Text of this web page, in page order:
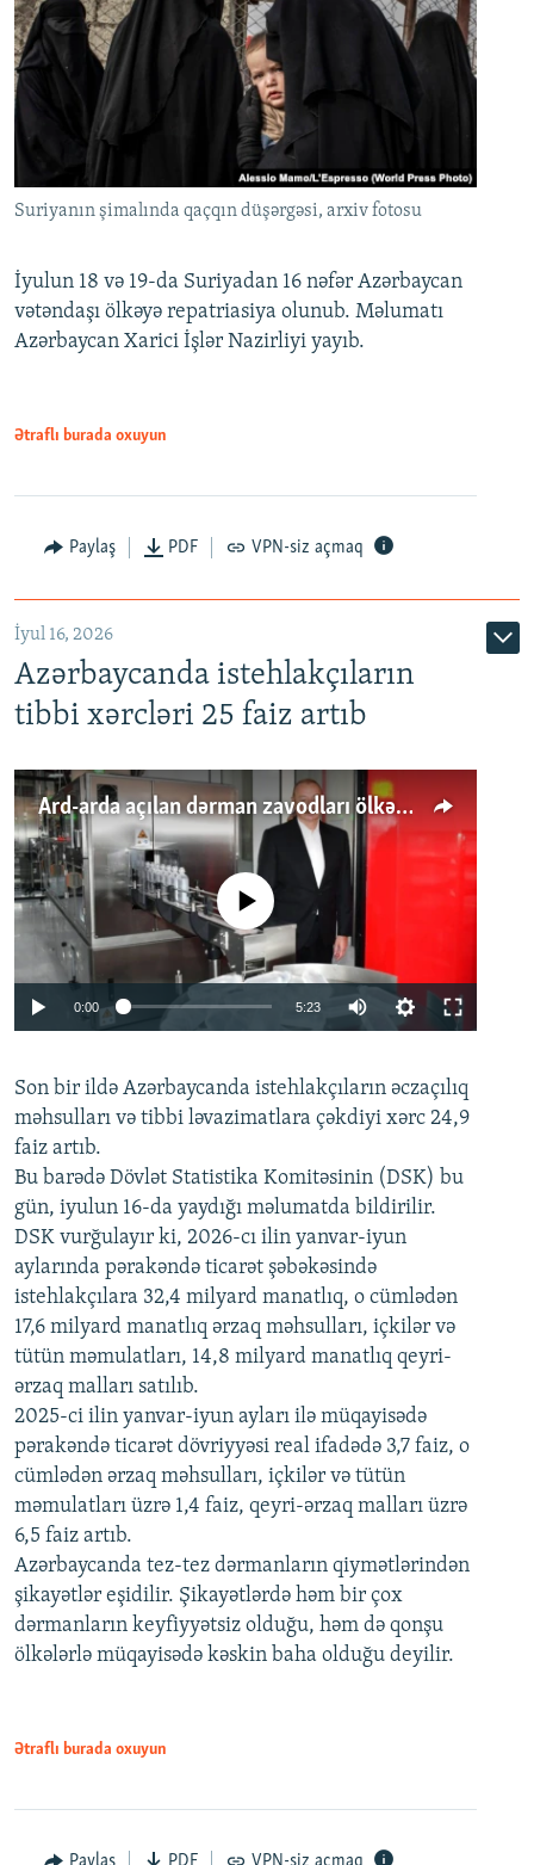
Suriyanın şimalında qaçqın düşərgəsi, arxiv fotosu
İyulun 18 və 19-da Suriyadan 16 nəfər Azərbaycan
vətəndaşı ölkəyə repatriasiya olunub. Məlumatı
Azərbaycan Xarici İşlər Nazirliyi yayıb.
Ətraflı burada oxuyun
Paylaş PDF VPN-siz açmaq
İyul 16, 2026
Azərbaycanda istehlakçıların
tibbi xərcləri 25 faiz artıb
Ard-arda açılan dərman zavodları ölkənin tələbatını ödəyirmi?
Auto 240p 360p 480p
720p 1080p
No media source currently available
0:00 5:23
360p
480p
720p
1080p
Son bir ildə Azərbaycanda istehlakçıların əczaçılıq
məhsulları və tibbi ləvazimatlara çəkdiyi xərc 24,9
faiz artıb.
Bu barədə Dövlət Statistika Komitəsinin (DSK) bu
gün, iyulun 16-da yaydığı məlumatda bildirilir.
DSK vurğulayır ki, 2026-cı ilin yanvar-iyun
aylarında pərakəndə ticarət şəbəkəsində
istehlakçılara 32,4 milyard manatlıq, o cümlədən
17,6 milyard manatlıq ərzaq məhsulları, içkilər və
tütün məmulatları, 14,8 milyard manatlıq qeyri-
ərzaq malları satılıb.
2025-ci ilin yanvar-iyun ayları ilə müqayisədə
pərakəndə ticarət dövriyyəsi real ifadədə 3,7 faiz, o
cümlədən ərzaq məhsulları, içkilər və tütün
məmulatları üzrə 1,4 faiz, qeyri-ərzaq malları üzrə
6,5 faiz artıb.
Azərbaycanda tez-tez dərmanların qiymətlərindən
şikayətlər eşidilir. Şikayətlərdə həm bir çox
dərmanların keyfiyyətsiz olduğu, həm də qonşu
ölkələrlə müqayisədə kəskin baha olduğu deyilir.
Ətraflı burada oxuyun
Paylaş PDF VPN-siz açmaq